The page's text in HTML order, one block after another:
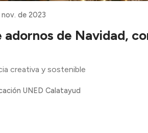
de 2023
adornos de Navidad,
creativa y sostenible
UNED Calatayud